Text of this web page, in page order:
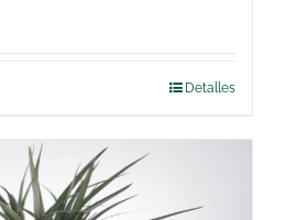
Detalles